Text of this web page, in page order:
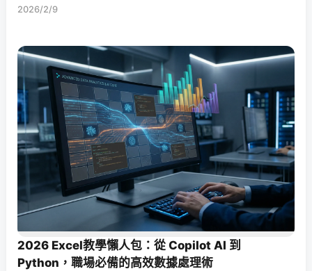
2026/2/9
2026 Excel教學懶人包：從 Copilot AI 到
Python，職場必備的高效數據處理術